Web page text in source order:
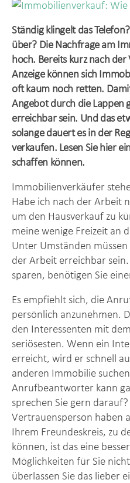
Ständig klingelt das
über? Die Nachfrage am
hoch. Bereits kurz nach
Anzeige können sich
oft kaum noch retten.
Angebot durch die Lappen
erreichbar sein. Und das
solange dauert es in der
verkaufen. Lesen Sie hier
schaffen können.
Immobilienverkäufer
Habe ich nach der Arbeit
um den Hausverkauf zu
meine wenige Freizeit an
Unter Umständen
der Arbeit erreichbar sein.
sparen, benötigen Sie
Es empfiehlt sich, die
persönlich anzunehmen.
den Interessenten mit
seriösesten. Wenn ein
erreicht, wird er schnell
anderen Immobilie
Anrufbeantworter kann
sprechen Sie gern
Vertrauensperson haben
Ihrem Freundeskreis, zu
können, ist das eine
Möglichkeiten für Sie
überlassen Sie das lieber